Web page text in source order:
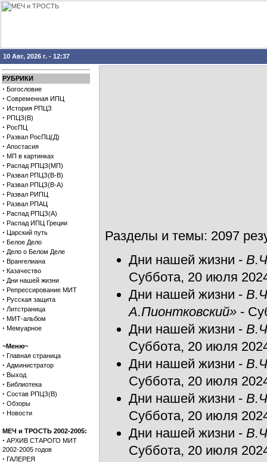
10 Авг, 2026 г. - 12:37
РУБРИКИ
· Богословие
· Современная ИПЦ
· История РПЦЗ
· РПЦЗ(В)
· РосПЦ
· Развал РосПЦ(Д)
· Апостасия
· МП в картинках
· Распад РПЦЗ(МП)
· Развал РПЦЗ(В-В)
· Развал РПЦЗ(В-А)
· Развал РИПЦ
· Развал РПАЦ
· Распад РПЦЗ(А)
· Распад ИПЦ Греции
· Царский путь
· Белое Дело
· Дело о Белом Деле
· Врангелиана
· Казачество
· Дни нашей жизни
· Репрессирование МИТ
· Русская защита
· Литстраница
· МИТ-альбом
· Мемуарное
~Меню~
· Главная страница
· Администратор
· Выход
· Библиотека
· Состав РПЦЗ(В)
· Обзоры
· Новости
МЕЧ и ТРОСТЬ 2002-2005:
· АРХИВ СТАРОГО МИТ
2002-2005 годов
· ГАЛЕРЕЯ
Разделы и темы: 2097
Дни нашей жизни -
Суббота, 20 июля
Дни нашей жизни -
А.Пионтковский» -
Дни нашей жизни -
Суббота, 20 июля
Дни нашей жизни -
Суббота, 20 июля
Дни нашей жизни -
Суббота, 20 июля
Дни нашей жизни -
Суббота, 20 июля